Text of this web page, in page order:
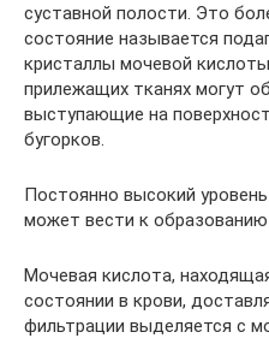
суставной полости. Это
состояние называется
кристаллы мочевой
прилежащих тканях могут
выступающие на
бугорков.
Постоянно высокий
может вести к образованию
Мочевая кислота,
состоянии в крови,
фильтрации выделяется с